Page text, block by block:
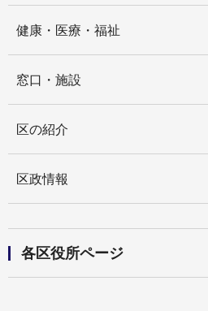
健康・医療・福祉
窓口・施設
区の紹介
区政情報
各区役所ページ